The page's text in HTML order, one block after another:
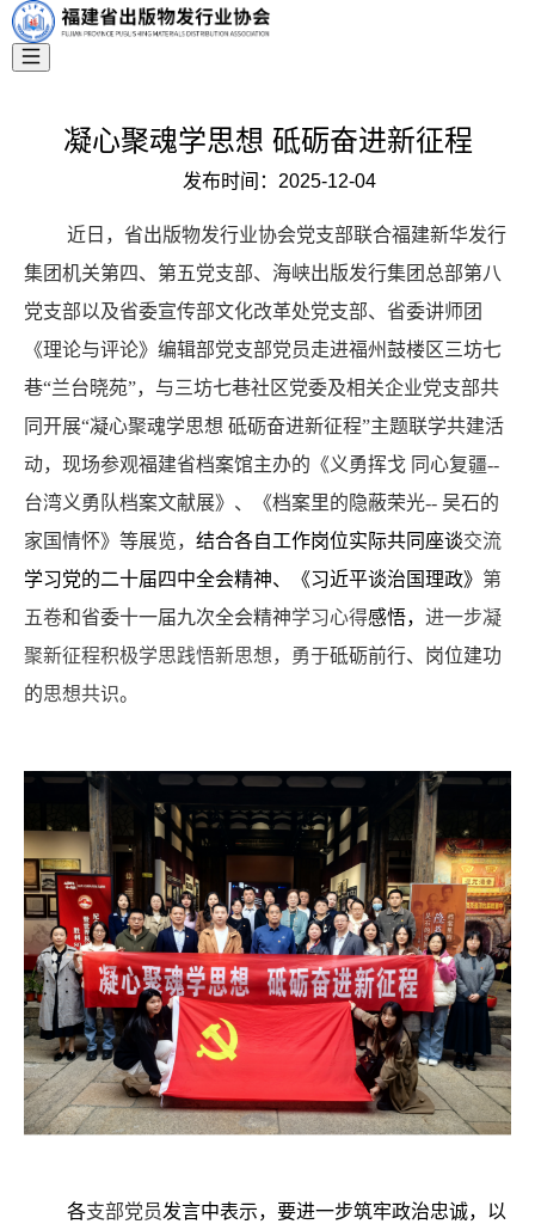
凝心聚魂学思想 砥砺奋进新征程
发布时间： 2025-12-04
近日，省出版物发行业协会党支部联合福建新华发行
集团机关第四、第五党支部、海峡出版发行集团总部第八
党支部以及省委宣传部文化改革处党支部、省委讲师团
《理论与评论》编辑部党支部党员走进福州鼓楼区三坊七
巷“兰台晓苑”，与三坊七巷社区党委及相关企业党支部共
同开展“凝心聚魂学思想 砥砺奋进新征程”主题联学共建活
动，现场参观福建省档案馆主办的《义勇挥戈 同心复疆--
台湾义勇队档案文献展》、《档案里的隐蔽荣光-- 吴石的
家国情怀》等展览， 结合各自工作岗位实际共同座谈交流
学习党的二十届四中全会精神、《习近平谈治国理政》 第
五卷和省委十一届九次全会精神学习心得感悟， 进一步凝
聚新征程积极学思践悟新思想，勇于砥砺前行、岗位建功
的思想共识。
各支部党员发言中表示，要进一步筑牢政治忠诚，以